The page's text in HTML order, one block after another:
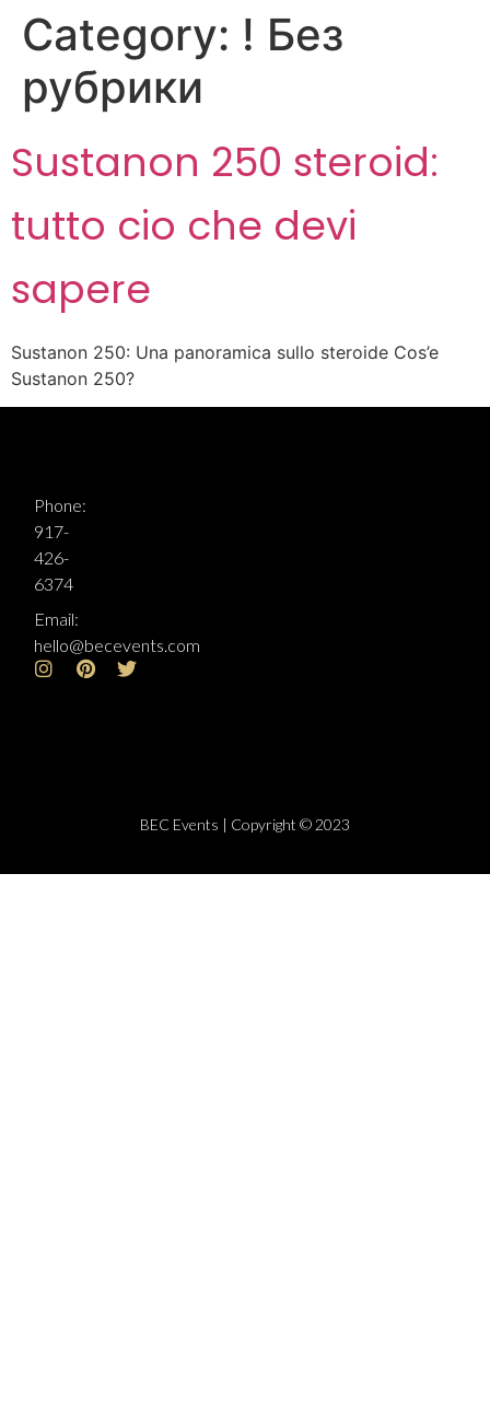
Category: ! Без
рубрики
Sustanon 250 steroid:
tutto cio che devi
sapere
Sustanon 250: Una panoramica sullo steroide Cos’e
Sustanon 250?
Phone:
917-
426-
6374
Email:
hello@becevents.com
BEC Events | Copyright © 2023